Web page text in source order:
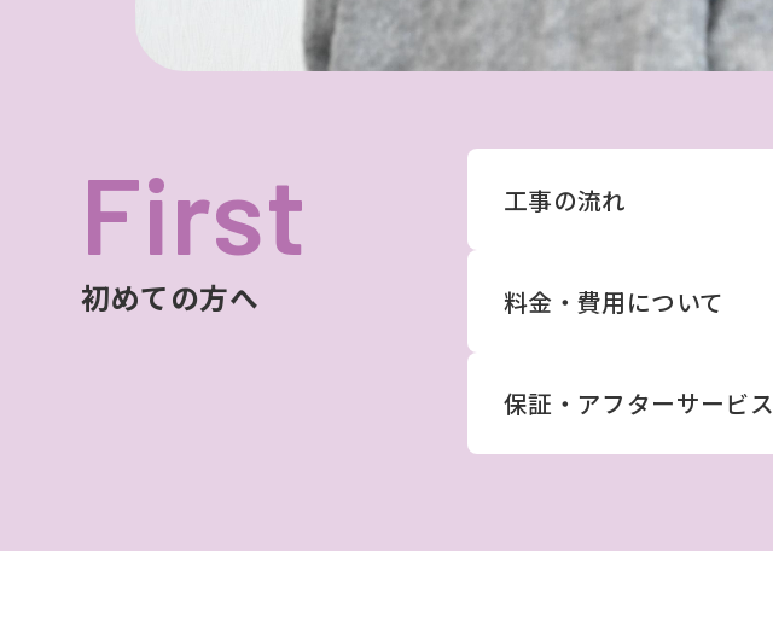
First
初めての方へ
工事の流れ
料金・費用について
保証・アフターサービス